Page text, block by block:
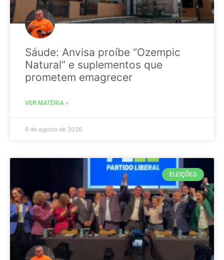
Sáude: Anvisa proíbe “Ozempic
Natural” e suplementos que
prometem emagrecer
VER MATÉRIA »
6 de agosto de 2026
ELEIÇÕES